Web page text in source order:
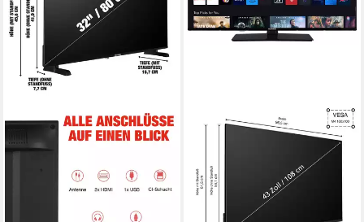
TELEFUNKEN
XH32P900S LCD-LED
80 cm/32 Zoll
Diagonale
Auflösung
TELEFUNKEN
XU43VP750M LCD-LED
108 cm/43 Zoll
Diagonale
LED
Bildschirmtechnologie
Auflösung